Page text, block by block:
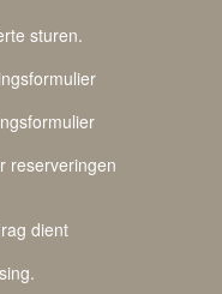
sturen.
reserveringen
dient